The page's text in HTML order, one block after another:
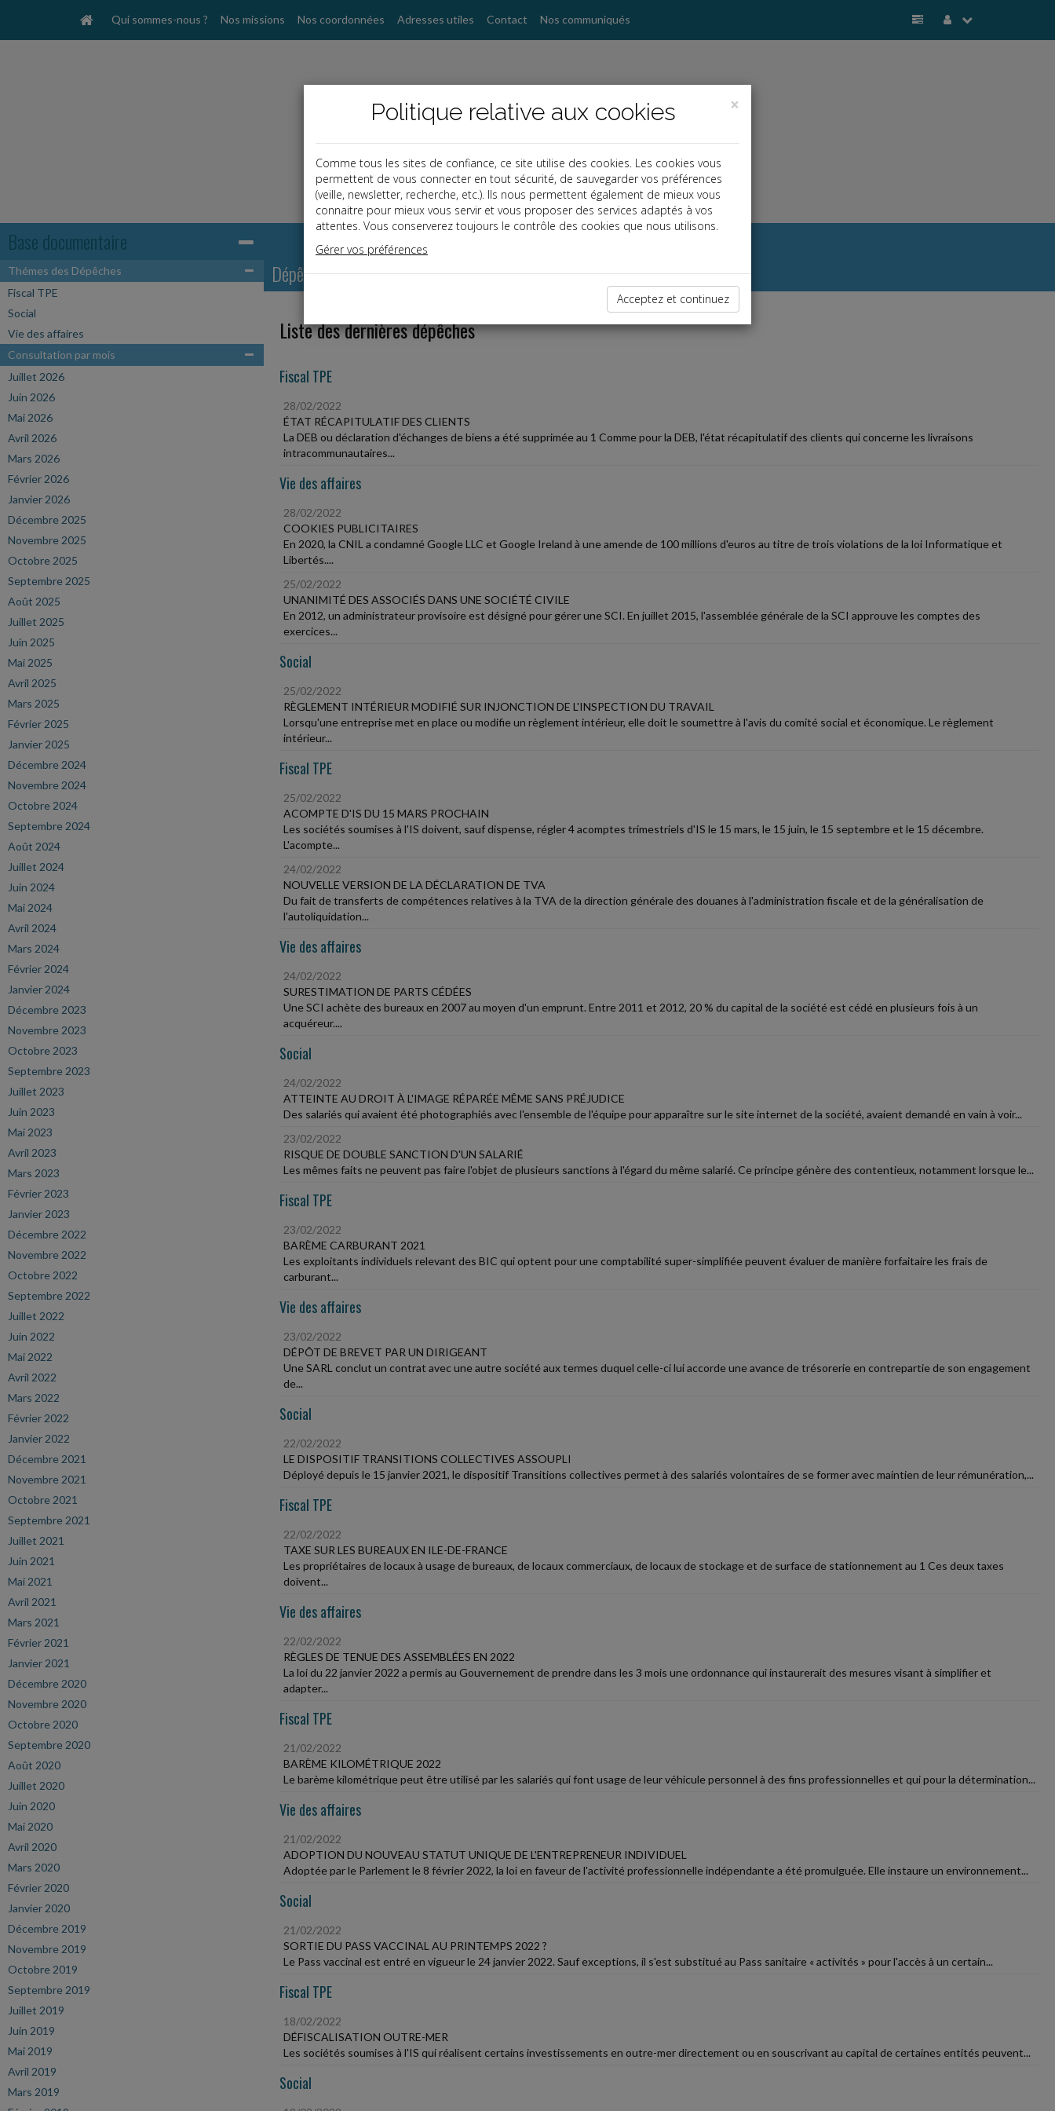
Qui sommes-nous ? Nos missions Nos coordonnées Adresses utiles Contact Nos communiqués
Base documentaire
Thémes des Dépêches
Fiscal TPE
Social
Vie des affaires
Consultation par mois
Juillet 2026
Juin 2026
Mai 2026
Avril 2026
Mars 2026
Février 2026
Janvier 2026
Décembre 2025
Novembre 2025
Octobre 2025
Septembre 2025
Août 2025
Juillet 2025
Juin 2025
Mai 2025
Avril 2025
Mars 2025
Février 2025
Janvier 2025
Décembre 2024
Novembre 2024
Octobre 2024
Septembre 2024
Août 2024
Juillet 2024
Juin 2024
Mai 2024
Avril 2024
Mars 2024
Février 2024
Janvier 2024
Décembre 2023
Novembre 2023
Octobre 2023
Septembre 2023
Juillet 2023
Juin 2023
Mai 2023
Avril 2023
Mars 2023
Février 2023
Janvier 2023
Décembre 2022
Novembre 2022
Octobre 2022
Septembre 2022
Juillet 2022
Juin 2022
Mai 2022
Avril 2022
Mars 2022
Février 2022
Janvier 2022
Décembre 2021
Novembre 2021
Octobre 2021
Septembre 2021
Juillet 2021
Juin 2021
Mai 2021
Avril 2021
Mars 2021
Février 2021
Janvier 2021
Décembre 2020
Novembre 2020
Octobre 2020
Septembre 2020
Août 2020
Juillet 2020
Juin 2020
Mai 2020
Avril 2020
Mars 2020
Février 2020
Janvier 2020
Décembre 2019
Novembre 2019
Octobre 2019
Septembre 2019
Juillet 2019
Juin 2019
Mai 2019
Avril 2019
Mars 2019
Dépêches
Liste des dernières dépêches
Fiscal TPE
28/02/2022
ÉTAT RÉCAPITULATIF DES CLIENTS
La DEB ou déclaration d'échanges de biens a été supprimée au 1 Comme pour la DEB, l'état récapitulatif des clients qui concerne les livraisons
intracommunautaires...
Vie des affaires
28/02/2022
COOKIES PUBLICITAIRES
En 2020, la CNIL a condamné Google LLC et Google Ireland à une amende de 100 millions d'euros au titre de trois violations de la loi Informatique et
Libertés....
25/02/2022
UNANIMITÉ DES ASSOCIÉS DANS UNE SOCIÉTÉ CIVILE
En 2012, un administrateur provisoire est désigné pour gérer une SCI. En juillet 2015, l'assemblée générale de la SCI approuve les comptes des
exercices...
Social
25/02/2022
RÈGLEMENT INTÉRIEUR MODIFIÉ SUR INJONCTION DE L'INSPECTION DU TRAVAIL
Lorsqu'une entreprise met en place ou modifie un règlement intérieur, elle doit le soumettre à l'avis du comité social et économique. Le règlement
intérieur...
Fiscal TPE
25/02/2022
ACOMPTE D'IS DU 15 MARS PROCHAIN
Les sociétés soumises à l'IS doivent, sauf dispense, régler 4 acomptes trimestriels d'IS le 15 mars, le 15 juin, le 15 septembre et le 15 décembre.
L'acompte...
24/02/2022
NOUVELLE VERSION DE LA DÉCLARATION DE TVA
Du fait de transferts de compétences relatives à la TVA de la direction générale des douanes à l'administration fiscale et de la généralisation de
l'autoliquidation...
Vie des affaires
24/02/2022
SURESTIMATION DE PARTS CÉDÉES
Une SCI achète des bureaux en 2007 au moyen d'un emprunt. Entre 2011 et 2012, 20 % du capital de la société est cédé en plusieurs fois à un
acquéreur....
Social
24/02/2022
ATTEINTE AU DROIT À L'IMAGE RÉPARÉE MÊME SANS PRÉJUDICE
Des salariés qui avaient été photographiés avec l'ensemble de l'équipe pour apparaître sur le site internet de la société, avaient demandé en vain à voir...
23/02/2022
RISQUE DE DOUBLE SANCTION D'UN SALARIÉ
Les mêmes faits ne peuvent pas faire l'objet de plusieurs sanctions à l'égard du même salarié. Ce principe génère des contentieux, notamment lorsque le...
Fiscal TPE
23/02/2022
BARÈME CARBURANT 2021
Les exploitants individuels relevant des BIC qui optent pour une comptabilité super-simplifiée peuvent évaluer de manière forfaitaire les frais de
carburant...
Vie des affaires
23/02/2022
DÉPÔT DE BREVET PAR UN DIRIGEANT
Une SARL conclut un contrat avec une autre société aux termes duquel celle-ci lui accorde une avance de trésorerie en contrepartie de son engagement
de...
Social
22/02/2022
LE DISPOSITIF TRANSITIONS COLLECTIVES ASSOUPLI
Déployé depuis le 15 janvier 2021, le dispositif Transitions collectives permet à des salariés volontaires de se former avec maintien de leur rémunération,...
Fiscal TPE
22/02/2022
TAXE SUR LES BUREAUX EN ILE-DE-FRANCE
Les propriétaires de locaux à usage de bureaux, de locaux commerciaux, de locaux de stockage et de surface de stationnement au 1 Ces deux taxes
doivent...
Vie des affaires
22/02/2022
RÈGLES DE TENUE DES ASSEMBLÉES EN 2022
La loi du 22 janvier 2022 a permis au Gouvernement de prendre dans les 3 mois une ordonnance qui instaurerait des mesures visant à simplifier et
adapter...
Fiscal TPE
21/02/2022
BARÈME KILOMÉTRIQUE 2022
Le barème kilométrique peut être utilisé par les salariés qui font usage de leur véhicule personnel à des fins professionnelles et qui pour la détermination...
Vie des affaires
21/02/2022
ADOPTION DU NOUVEAU STATUT UNIQUE DE L'ENTREPRENEUR INDIVIDUEL
Adoptée par le Parlement le 8 février 2022, la loi en faveur de l'activité professionnelle indépendante a été promulguée. Elle instaure un environnement...
Social
21/02/2022
SORTIE DU PASS VACCINAL AU PRINTEMPS 2022 ?
Le Pass vaccinal est entré en vigueur le 24 janvier 2022. Sauf exceptions, il s'est substitué au Pass sanitaire « activités » pour l'accès à un certain...
Fiscal TPE
18/02/2022
DÉFISCALISATION OUTRE-MER
Les sociétés soumises à l'IS qui réalisent certains investissements en outre-mer directement ou en souscrivant au capital de certaines entités peuvent...
Social
×
Politique relative aux cookies
Comme tous les sites de confiance, ce site utilise des cookies. Les cookies vous
permettent de vous connecter en tout sécurité, de sauvegarder vos préférences
(veille, newsletter, recherche, etc.). Ils nous permettent également de mieux vous
connaitre pour mieux vous servir et vous proposer des services adaptés à vos
attentes. Vous conserverez toujours le contrôle des cookies que nous utilisons.
Gérer vos préférences
Acceptez et continuez